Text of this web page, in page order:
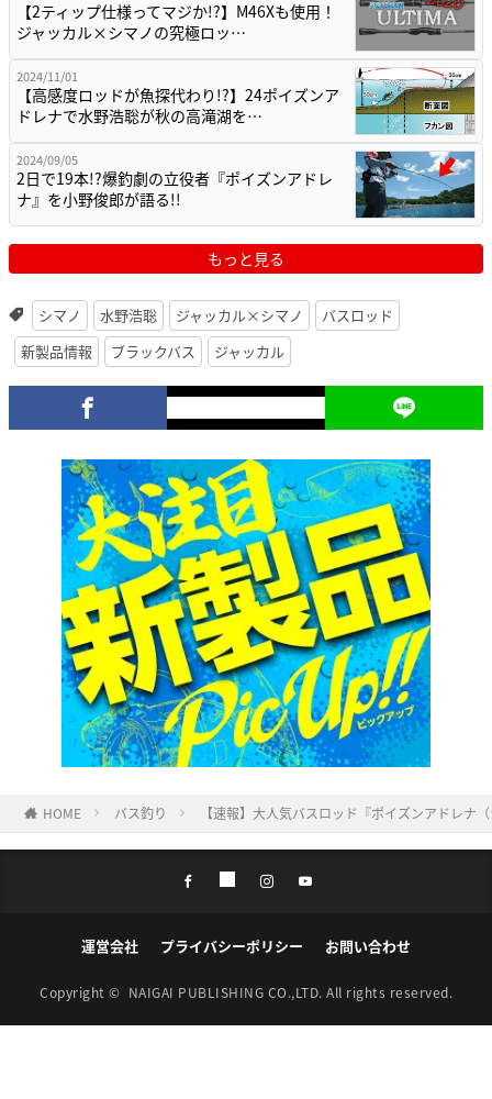
【2ティップ仕様ってマジか!?】M46Xも使用！
ジャッカル×シマノの究極ロッ…
2024/11/01
【高感度ロッドが魚探代わり!?】24ポイズンア
ドレナで水野浩聡が秋の高滝湖を…
2024/09/05
2日で19本!?爆釣劇の立役者『ポイズンアドレ
ナ』を小野俊郎が語る!!
もっと見る
シマノ 水野浩聡 ジャッカル×シマノ
バスロッド
新製品情報
ブラックバス ジャッカル
HOME バス釣り 【速報】大人気バスロッド『ポイズンアドレ
運営会社 プライバシーポリシー お問い合わせ
Copyright © NAIGAI PUBLISHING CO.,LTD. All rights reserved.